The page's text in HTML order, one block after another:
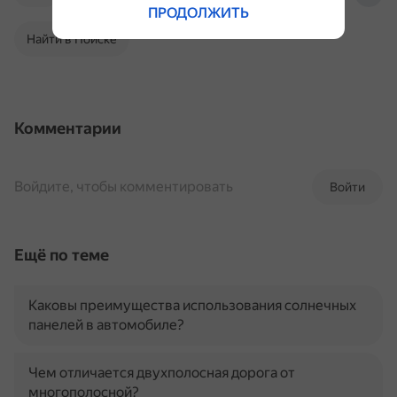
Найти в Поиске
Комментарии
Войти
Войдите, чтобы комментировать
Ещё по теме
Каковы преимущества использования солнечных
панелей в автомобиле?
Чем отличается двухполосная дорога от
многополосной?
ПРОДОЛЖИТЬ